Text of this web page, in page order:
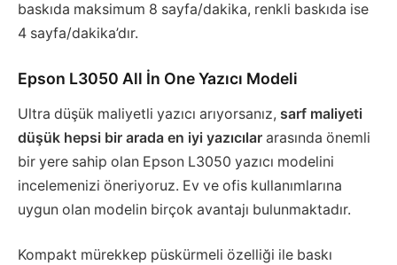
baskıda maksimum 8 sayfa/dakika, renkli baskıda ise
4 sayfa/dakika’dır.
Epson L3050 All İn One Yazıcı Modeli
Ultra düşük maliyetli yazıcı arıyorsanız, sarf maliyeti
düşük hepsi bir arada en iyi yazıcılar arasında önemli
bir yere sahip olan Epson L3050 yazıcı modelini
incelemenizi öneriyoruz. Ev ve ofis kullanımlarına
uygun olan modelin birçok avantajı bulunmaktadır.
Kompakt mürekkep püskürmeli özelliği ile baskı